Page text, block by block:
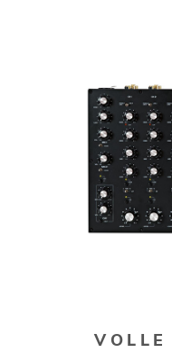
VOLLE